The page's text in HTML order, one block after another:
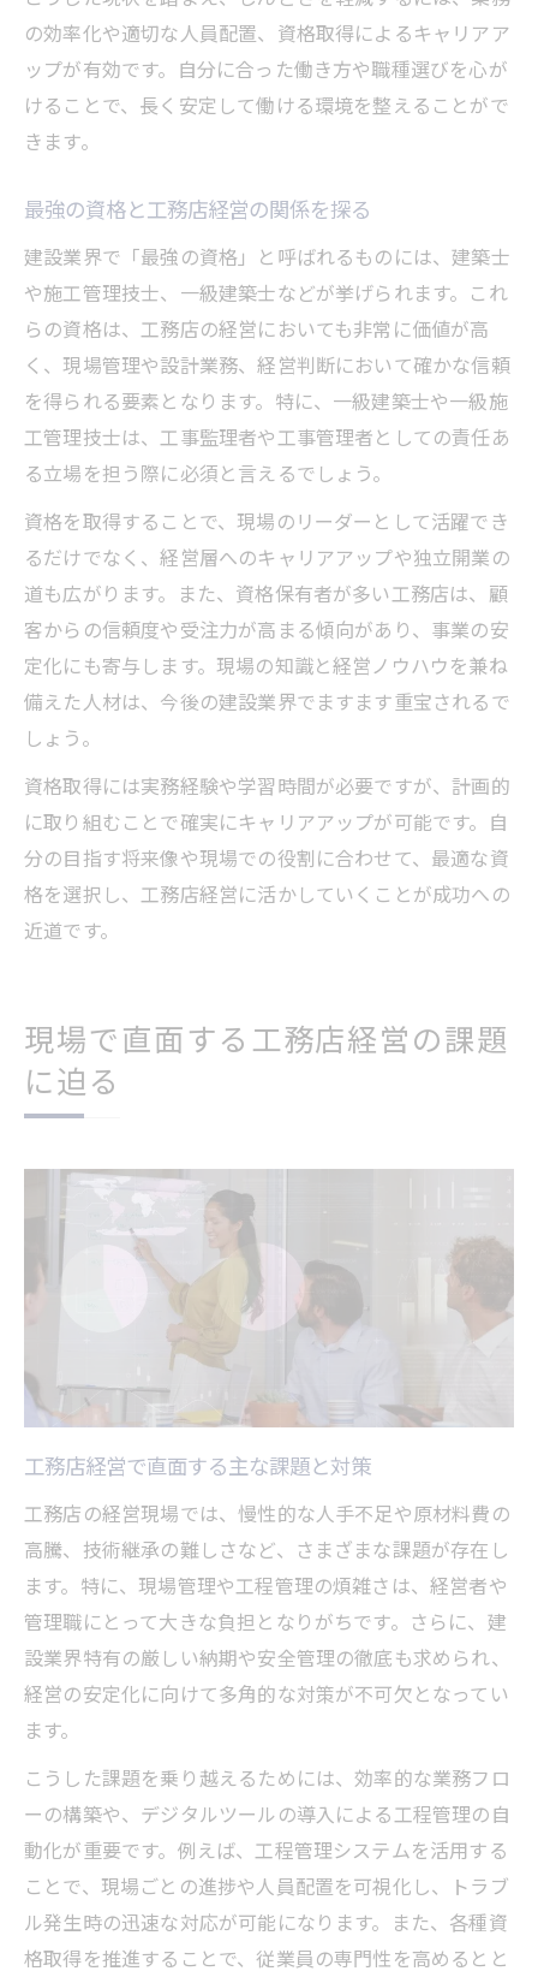
の効率化や適切な人員配置、資格取得によるキャリアア
ップが有効です。自分に合った働き方や職種選びを心が
けることで、長く安定して働ける環境を整えることがで
きます。
最強の資格と工務店経営の関係を探る
建設業界で「最強の資格」と呼ばれるものには、建築士
や施工管理技士、一級建築士などが挙げられます。これ
らの資格は、工務店の経営においても非常に価値が高
く、現場管理や設計業務、経営判断において確かな信頼
を得られる要素となります。特に、一級建築士や一級施
工管理技士は、工事監理者や工事管理者としての責任あ
る立場を担う際に必須と言えるでしょう。
資格を取得することで、現場のリーダーとして活躍でき
るだけでなく、経営層へのキャリアアップや独立開業の
道も広がります。また、資格保有者が多い工務店は、顧
客からの信頼度や受注力が高まる傾向があり、事業の安
定化にも寄与します。現場の知識と経営ノウハウを兼ね
備えた人材は、今後の建設業界でますます重宝されるで
しょう。
資格取得には実務経験や学習時間が必要ですが、計画的
に取り組むことで確実にキャリアアップが可能です。自
分の目指す将来像や現場での役割に合わせて、最適な資
格を選択し、工務店経営に活かしていくことが成功への
近道です。
現場で直面する工務店経営の課題
に迫る
工務店経営で直面する主な課題と対策
工務店の経営現場では、慢性的な人手不足や原材料費の
高騰、技術継承の難しさなど、さまざまな課題が存在し
ます。特に、現場管理や工程管理の煩雑さは、経営者や
管理職にとって大きな負担となりがちです。さらに、建
設業界特有の厳しい納期や安全管理の徹底も求められ、
経営の安定化に向けて多角的な対策が不可欠となってい
ます。
こうした課題を乗り越えるためには、効率的な業務フロ
ーの構築や、デジタルツールの導入による工程管理の自
動化が重要です。例えば、工程管理システムを活用する
ことで、現場ごとの進捗や人員配置を可視化し、トラブ
ル発生時の迅速な対応が可能になります。また、各種資
格取得を推進することで、従業員の専門性を高めるとと